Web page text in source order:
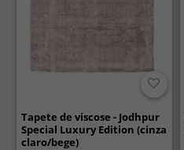
Tapete de viscose - Jodhpur
Special Luxury Edition (cinza
claro/bege)